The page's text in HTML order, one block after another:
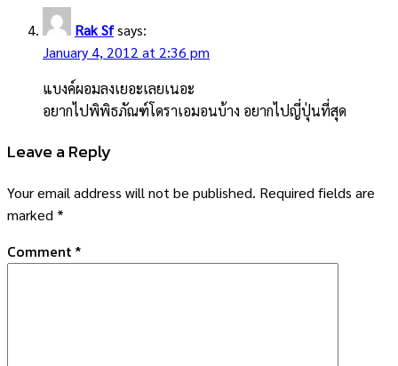
Rak Sfsays:
January 4, 2012 at 2:36 pm
แบงค์ผอมลงเยอะเลยเนอะ
อยากไปพิพิธภัณฑ์โดราเอมอนบ้าง อยากไปญี่ปุ่นที่สุด
Leave a Reply
Your email address will not be published. Required fields are
marked *
Comment *